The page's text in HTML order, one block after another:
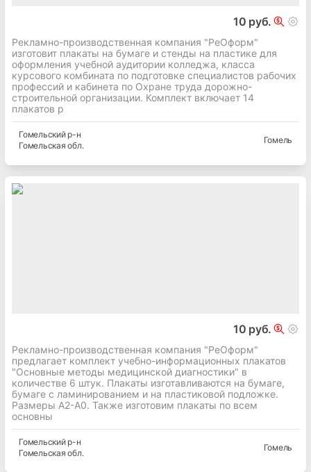
10 руб.
Рекламно-производственная компания "РеОформ"
изготовит плакаты на бумаге и стенды на пластике для
оформления учебной аудитории колледжа, класса
курсового комбината по подготовке специалистов рабочих
профессий и кабинета по Охране труда дорожно-
строительной организации. Комплект включает 14
плакатов р
Гомельскийр-н
Гомельская обл.
Гомель
10 руб.
Рекламно-производственная компания "РеОформ"
предлагает комплект учебно-информационных плакатов
"Основные методы медицинской диагностики" в
количестве 6 штук. Плакаты изготавливаются на бумаге,
бумаге с ламинированием и на пластиковой подложке.
Размеры А2-А0. Также изготовим плакаты по всем
основны
Гомельскийр-н
Гомельская обл.
Гомель